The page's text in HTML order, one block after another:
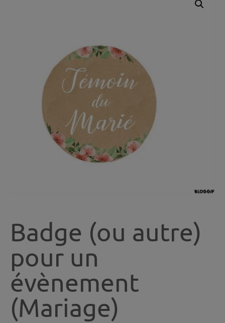
Badge (ou autre)
pour un
évènement
(Mariage)